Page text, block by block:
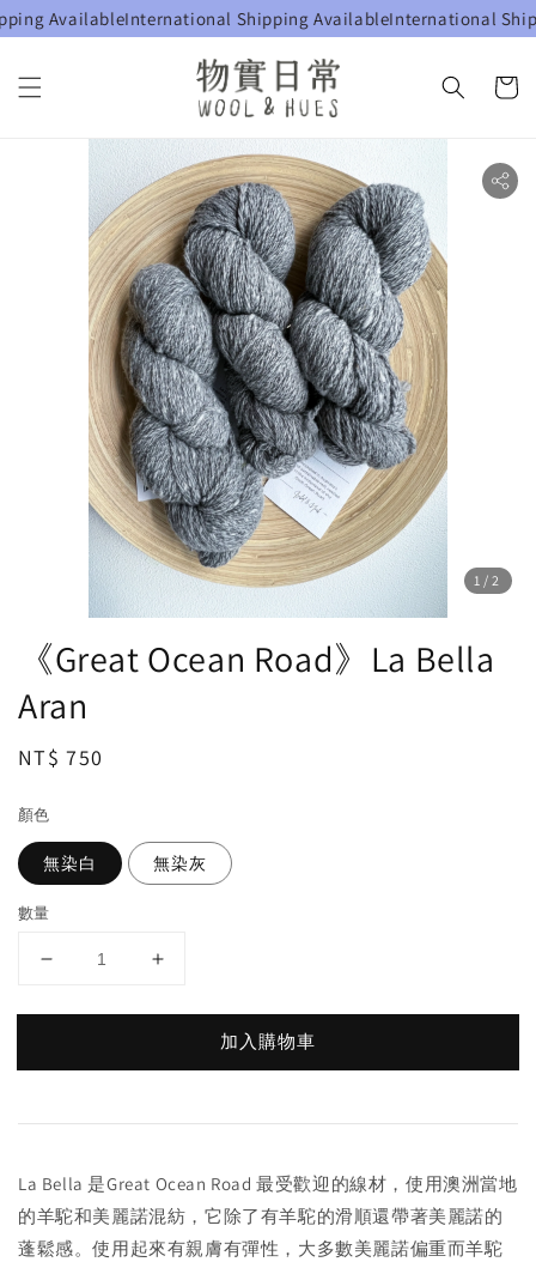
AvailableInternational Shipping AvailableInternational
1 /2
《Great Ocean Road》La Bella
Aran
Regular
NT$ 750
顏色
無染白 無染灰
數量
加入購物車
La Bella 是Great Ocean Road 最受歡迎的線材，使用澳洲當地
的羊駝和美麗諾混紡，它除了有羊駝的滑順還帶著美麗諾的
蓬鬆感。使用起來有親膚有彈性，大多數美麗諾偏重而羊駝